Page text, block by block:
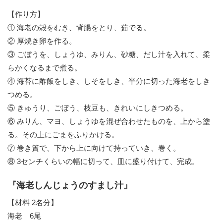
【作り方】
① 海老の殻をむき、背腸をとり、茹でる。
② 厚焼き卵を作る。
③ ごぼうを、しょうゆ、みりん、砂糖、だし汁を入れて、柔
らかくなるまで煮る。
④ 海苔に酢飯をしき、しそをしき、半分に切った海老をしき
つめる。
⑤ きゅうり、ごぼう、枝豆も、きれいにしきつめる。
⑥ みりん、マヨ、しょうゆを混ぜ合わせたものを、上から塗
る。その上にごまをふりかける。
⑦ 巻き簀で、下から上に向けて持っていき、巻く。
⑧ 3センチくらいの幅に切って、皿に盛り付けて、完成。
『海老しんじょうのすまし汁』
【材料 2名分】
海老 6尾